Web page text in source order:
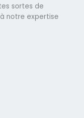
sortes de
notre expertise